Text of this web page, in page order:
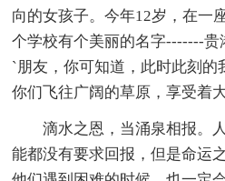
向的女孩子。今年12岁，在一
个学校有个美丽的名字-------
`朋友，你可知道，此时此刻的
你们飞往广阔的草原，享受着
滴水之恩，当涌泉相报。
能都没有要求回报，但是命运